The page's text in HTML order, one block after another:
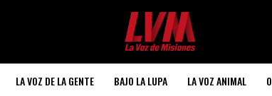
LA VOZ DE LA GENTE BAJO LA LUPA LA VOZ ANIMAL